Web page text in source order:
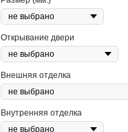
Открывание двери
Внешняя отделка
Внутренняя отделка